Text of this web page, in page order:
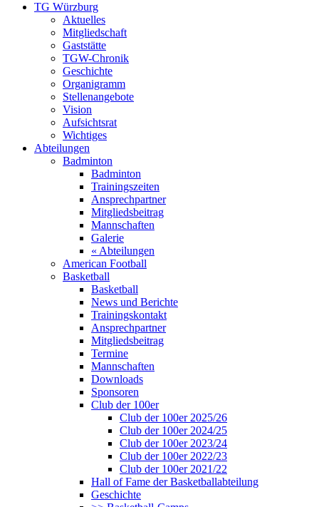
TG Würzburg
Aktuelles
Mitgliedschaft
Gaststätte
TGW-Chronik
Geschichte
Organigramm
Stellenangebote
Vision
Aufsichtsrat
Wichtiges
Abteilungen
Badminton
Badminton
Trainingszeiten
Ansprechpartner
Mitgliedsbeitrag
Mannschaften
Galerie
« Abteilungen
American Football
Basketball
Basketball
News und Berichte
Trainingskontakt
Ansprechpartner
Mitgliedsbeitrag
Termine
Mannschaften
Downloads
Sponsoren
Club der 100er
Club der 100er 2025/26
Club der 100er 2024/25
Club der 100er 2023/24
Club der 100er 2022/23
Club der 100er 2021/22
Hall of Fame der Basketballabteilung
Geschichte